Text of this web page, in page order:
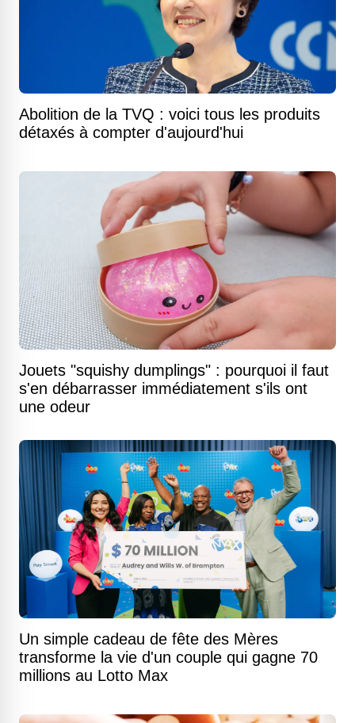
Abolition de la TVQ : voici tous les produits
détaxés à compter d'aujourd'hui
Jouets "squishy dumplings" : pourquoi il faut
s'en débarrasser immédiatement s'ils ont
une odeur
Un simple cadeau de fête des Mères
transforme la vie d'un couple qui gagne 70
millions au Lotto Max